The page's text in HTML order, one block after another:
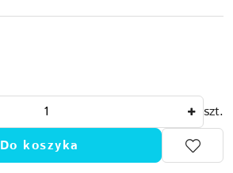
szt.
Do koszyka